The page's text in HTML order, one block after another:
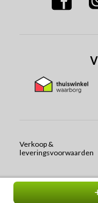
Verkoop &
leveringsvoorwaarden